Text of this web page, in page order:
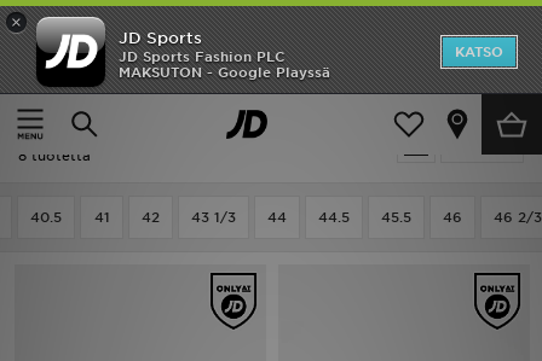
×
JD Sports
JD Sports Fashion PLC
MAKSUTON - Google Playssä
KATSO
Etusivu
Miehet
Suodata
Miehet - Adidas Originals Samba
8 tuotetta
40.5 41 42 43 1/3 44 44.5 45.5 46 46 2/3
Etusivu
Ale
Uutuudet